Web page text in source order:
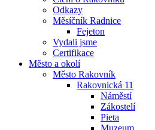
Odkazy
Měsíčník Radnice
Fejeton
Vydali jsme
Certifikace
Město a okolí
Město Rakovník
Rakovnická 11
Náměstí
Zákostelí
Pieta
Muzeum